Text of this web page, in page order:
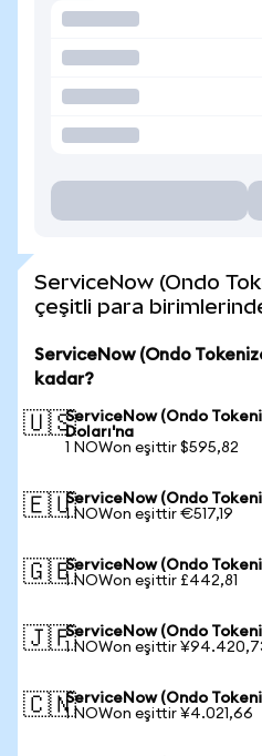
ServiceNow (Ondo
çeşitli para
ServiceNow (Ondo
kadar?
🇺🇸ServiceNow (Ondo
Doları'na
1 NOWon eşittir $595,82
🇪🇺ServiceNow (Ondo
1 NOWon eşittir €517,19
🇬🇧ServiceNow (Ondo
1 NOWon eşittir £442,81
🇯🇵ServiceNow (Ondo
1 NOWon eşittir
🇨🇳ServiceNow (Ondo
1 NOWon eşittir ¥4.021,66